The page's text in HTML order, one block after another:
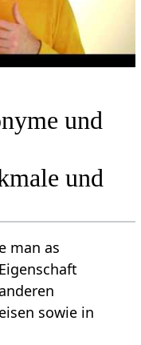
und
und
man as
sowie in